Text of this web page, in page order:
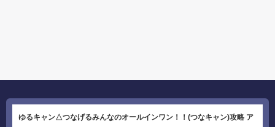
ゆるキャン△つなげるみんなのオールインワン！！(つなキャン)攻略 ア